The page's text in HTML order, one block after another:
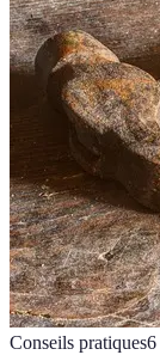
Conseils pratiques6